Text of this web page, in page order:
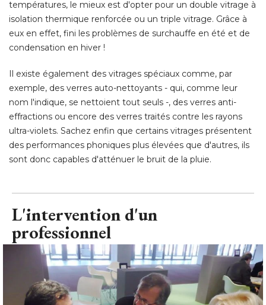
Il existe également des vitrages spéciaux comme, par
exemple, des verres auto-nettoyants - qui, comme leur
nom l'indique, se nettoient tout seuls -, des verres anti-
ultra-violets. Sachez enfin que certains vitrages présentent
des performances phoniques plus élevées que d'autres, ils
sont donc capables d'atténuer le bruit de la pluie.
L'intervention d'un